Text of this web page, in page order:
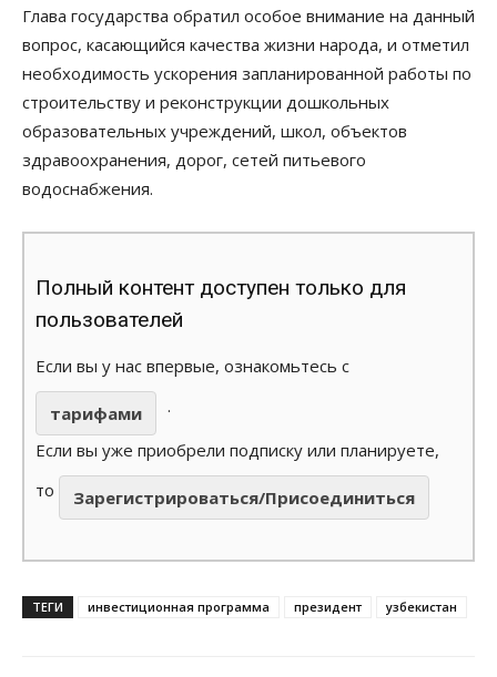
Глава государства обратил особое внимание на данный
вопрос, касающийся качества жизни народа, и отметил
необходимость ускорения запланированной работы по
строительству и реконструкции дошкольных
образовательных учреждений, школ, объектов
здравоохранения, дорог, сетей питьевого
водоснабжения.
Полный контент доступен только для
пользователей
Если вы у нас впервые, ознакомьтесь с
тарифами
.
Если вы уже приобрели подписку или планируете,
то
Зарегистрироваться/Присоединиться
ТЕГИ инвестиционная программа президент узбекистан